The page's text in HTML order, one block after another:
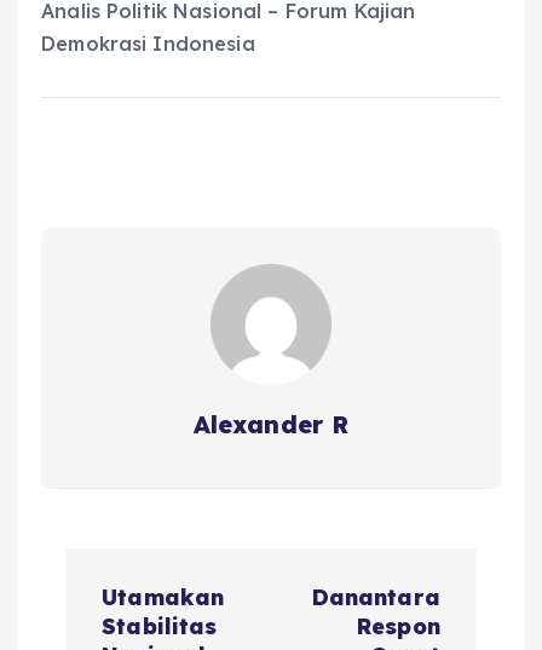
Analis Politik Nasional – Forum Kajian
Demokrasi Indonesia
Alexander R
Utamakan
Stabilitas
Danantara
Respon